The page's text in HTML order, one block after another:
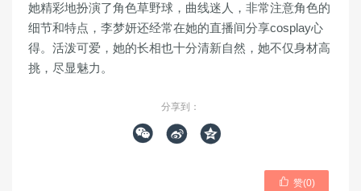
她精彩地扮演了角色草野球，曲线迷人，非常注意角色的
细节和特点，李梦妍还经常在她的直播间分享cosplay心
得。活泼可爱，她的长相也十分清新自然，她不仅身材高
挑，尽显魅力。
分享到：
  
 赞(0)